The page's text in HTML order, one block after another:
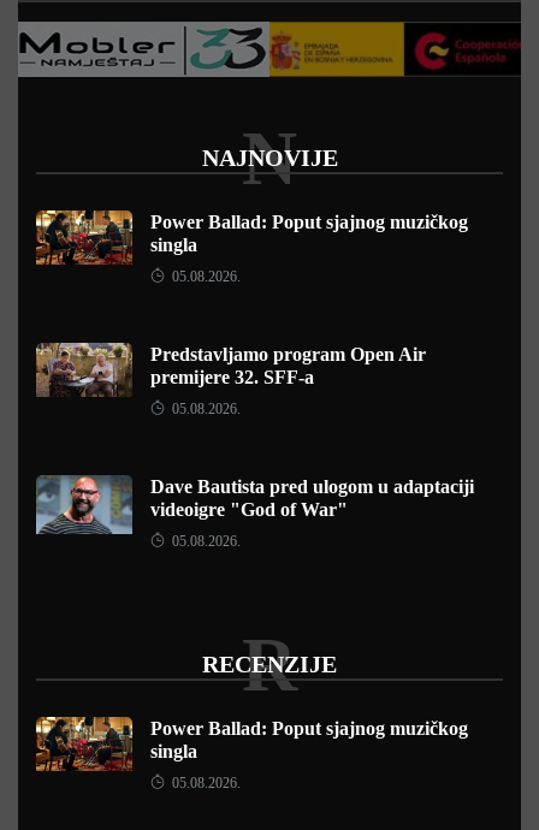
NAJNOVIJE
N
Power Ballad: Poput sjajnog muzičkog
singla
05.08.2026.
Predstavljamo program Open Air
premijere 32. SFF-a
05.08.2026.
Dave Bautista pred ulogom u adaptaciji
videoigre "God of War"
05.08.2026.
RECENZIJE
R
Power Ballad: Poput sjajnog muzičkog
singla
05.08.2026.